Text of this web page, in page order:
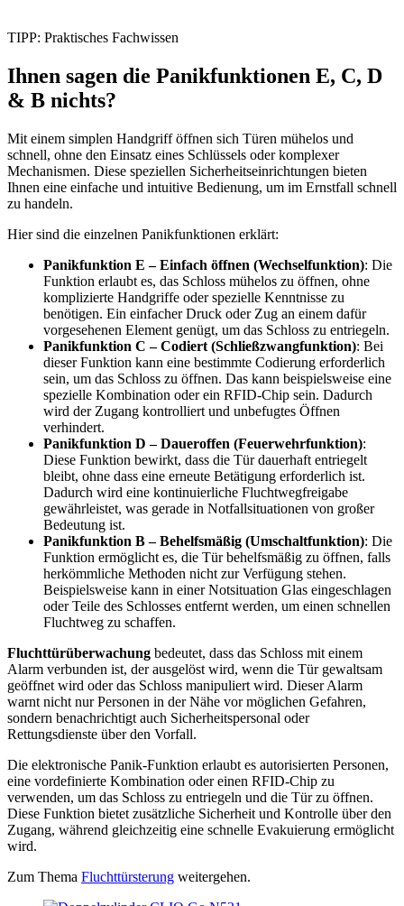
TIPP: Praktisches Fachwissen
Ihnen sagen die Panikfunktionen E, C, D
& B nichts?
Mit einem simplen Handgriff öffnen sich Türen mühelos und
schnell, ohne den Einsatz eines Schlüssels oder komplexer
Mechanismen. Diese speziellen Sicherheitseinrichtungen bieten
Ihnen eine einfache und intuitive Bedienung, um im Ernstfall schnell
zu handeln.
Hier sind die einzelnen Panikfunktionen erklärt:
Panikfunktion E – Einfach öffnen (Wechselfunktion): Die
Funktion erlaubt es, das Schloss mühelos zu öffnen, ohne
komplizierte Handgriffe oder spezielle Kenntnisse zu
benötigen. Ein einfacher Druck oder Zug an einem dafür
vorgesehenen Element genügt, um das Schloss zu entriegeln.
Panikfunktion C – Codiert (Schließzwangfunktion): Bei
dieser Funktion kann eine bestimmte Codierung erforderlich
sein, um das Schloss zu öffnen. Das kann beispielsweise eine
spezielle Kombination oder ein RFID-Chip sein. Dadurch
wird der Zugang kontrolliert und unbefugtes Öffnen
verhindert.
Panikfunktion D – Daueroffen (Feuerwehrfunktion):
Diese Funktion bewirkt, dass die Tür dauerhaft entriegelt
bleibt, ohne dass eine erneute Betätigung erforderlich ist.
Dadurch wird eine kontinuierliche Fluchtwegfreigabe
gewährleistet, was gerade in Notfallsituationen von großer
Bedeutung ist.
Panikfunktion B – Behelfsmäßig (Umschaltfunktion): Die
Funktion ermöglicht es, die Tür behelfsmäßig zu öffnen, falls
herkömmliche Methoden nicht zur Verfügung stehen.
Beispielsweise kann in einer Notsituation Glas eingeschlagen
oder Teile des Schlosses entfernt werden, um einen schnellen
Fluchtweg zu schaffen.
Fluchttürüberwachung bedeutet, dass das Schloss mit einem
Alarm verbunden ist, der ausgelöst wird, wenn die Tür gewaltsam
geöffnet wird oder das Schloss manipuliert wird. Dieser Alarm
warnt nicht nur Personen in der Nähe vor möglichen Gefahren,
sondern benachrichtigt auch Sicherheitspersonal oder
Rettungsdienste über den Vorfall.
Die elektronische Panik-Funktion erlaubt es autorisierten Personen,
eine vordefinierte Kombination oder einen RFID-Chip zu
verwenden, um das Schloss zu entriegeln und die Tür zu öffnen.
Diese Funktion bietet zusätzliche Sicherheit und Kontrolle über den
Zugang, während gleichzeitig eine schnelle Evakuierung ermöglicht
wird.
Zum Thema Fluchttürsterung weitergehen.